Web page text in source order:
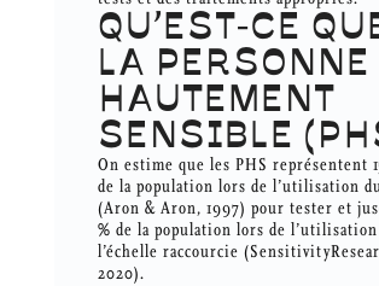
QU’EST-CE
LA PERSONNE
HAUTEMENT
SENSIBLE
On estime que les PHS représentent
de la population lors de l’utilisation
(Aron & Aron, 1997) pour tester et
% de la population lors de l’utilisation
l’échelle raccourcie
2020).